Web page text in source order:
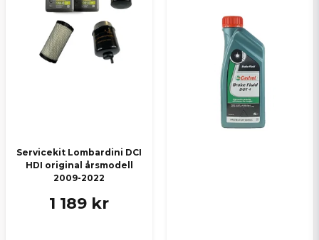
Servicekit Lombardini DCI
HDI original årsmodell
2009-2022
1 189 kr